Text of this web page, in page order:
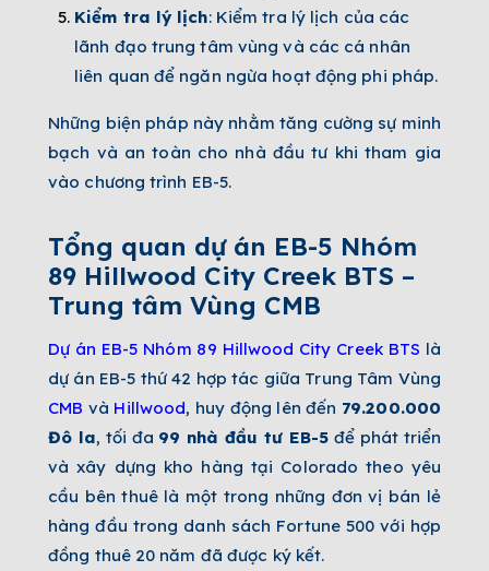
Kiểm tra lý lịch: Kiểm tra lý lịch của các
lãnh đạo trung tâm vùng và các cá nhân
liên quan để ngăn ngừa hoạt động phi pháp.
Những biện pháp này nhằm tăng cường sự minh
bạch và an toàn cho nhà đầu tư khi tham gia
vào chương trình EB-5.
Tổng quan dự án EB-5 Nhóm
89 Hillwood City Creek BTS –
Trung tâm Vùng CMB
Dự án EB-5 Nhóm 89 Hillwood City Creek BTS là
dự án EB-5 thứ 42 hợp tác giữa Trung Tâm Vùng
CMB và Hillwood, huy động lên đến 79.200.000
Đô la, tối đa 99 nhà đầu tư EB-5 để phát triển
và xây dựng kho hàng tại Colorado theo yêu
cầu bên thuê là một trong những đơn vị bán lẻ
hàng đầu trong danh sách Fortune 500 với hợp
đồng thuê 20 năm đã được ký kết.